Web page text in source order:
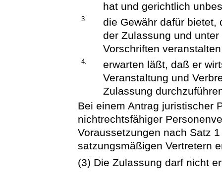
hat und gerichtlich
3.
die Gewähr dafür bietet,
der Zulassung und
Vorschriften
4.
erwarten läßt, daß er
Veranstaltung und
Zulassung
Bei einem Antrag juristischer
nichtrechtsfähiger
Voraussetzungen nach Satz
satzungsmäßigen Vertretern
(3) Die Zulassung darf nicht